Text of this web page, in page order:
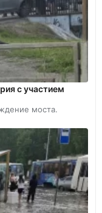
с участием
моста.